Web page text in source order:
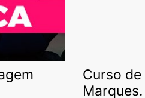
Curso de